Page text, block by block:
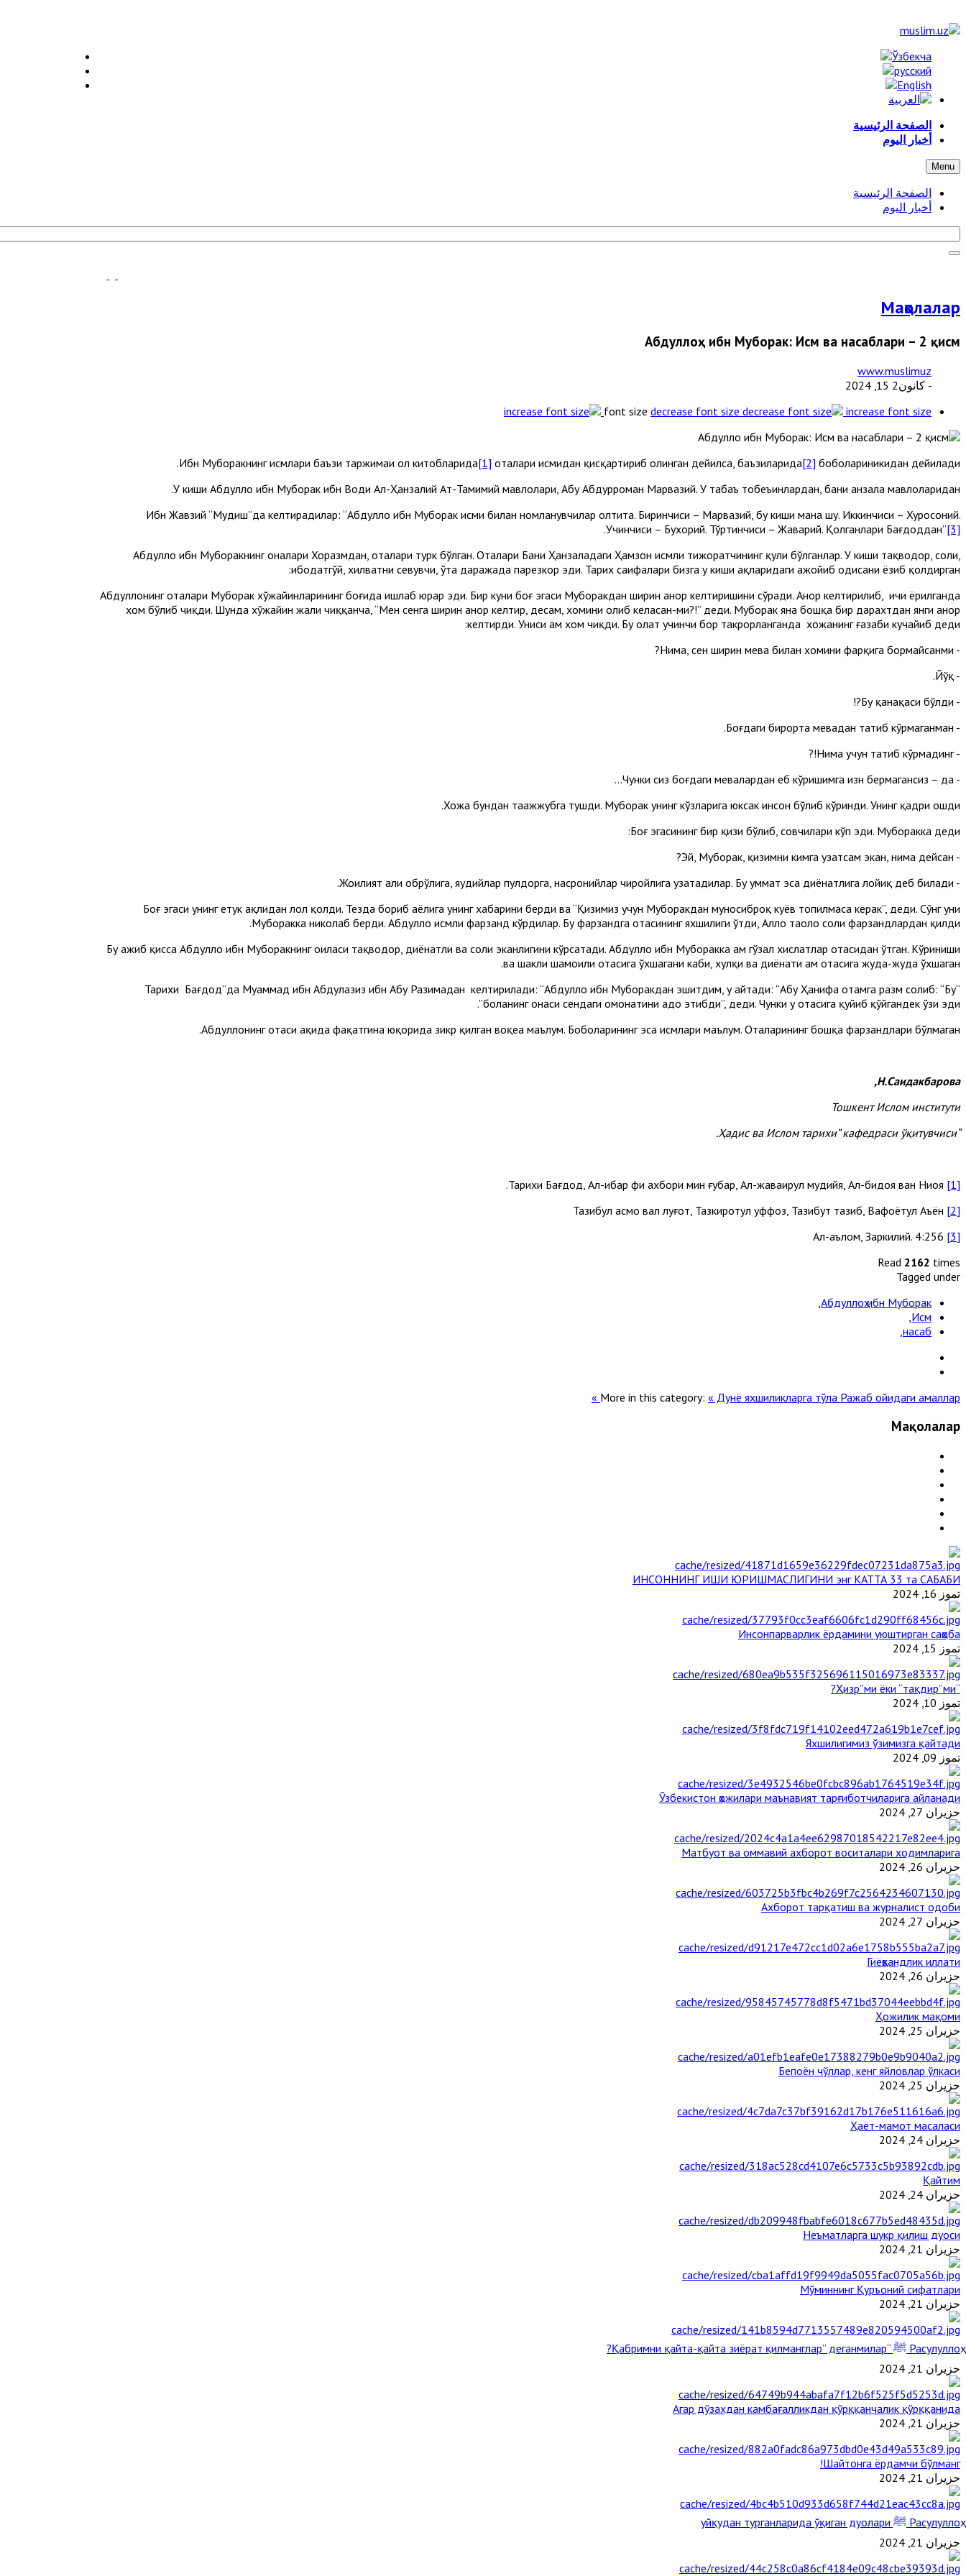
الصفحة الرئيسية
أخبار اليوم
Menu
الصفحة الرئيسية
أخبار اليوم
Мақолалар
Абдуллоҳ ибн Муборак: Исм ва насаблари – 2 қисм
www.muslimuz
- كانون2 15, 2024
font size decrease font size increase font size
Ибн Муборакнинг исмлари баъзи таржимаи ҳол китобларида[1] оталари исмидан қисқартириб олинган дейилса, баъзиларида[2] боболариникидан дейилади.
У киши Абдуллоҳ ибн Муборак ибн Водиҳ Ал-Ҳанзалий Ат-Тамимий мавлолари, Абу Абдурроҳман Марвазий. У табаъ тобеъинлардан, бани ҳанзала мавлоларидан.
Ибн Жавзий “Мудҳиш”да келтирадилар: “Абдуллоҳ ибн Муборак исми билан номланувчилар олтита. Биринчиси – Марвазий, бу киши мана шу. Иккинчиси – Хуросоний.
Учинчиси – Бухорий. Тўртинчиси – Жавҳарий. Қолганлари Бағдоддан”[3]
.
Абдуллоҳ ибн Муборакнинг оналари Хоразмдан, оталари турк бўлган. Оталари Бани Ҳанзаладаги Ҳамзон исмли тижоратчининг қули бўлганлар. У киши тақводор, солиҳ,
ибодатгўй, хилватни севувчи, ўта даражада парҳезкор эди. Тарих саҳифалари бизга у киши ҳақларидаги ажойиб ҳодисани ёзиб қолдирган:
Абдуллоҳнинг оталари Муборак хўжайинларининг боғида ишлаб юрар эди. Бир куни боғ эгаси Муборакдан ширин анор келтиришини сўради. Анор келтирилиб, ичи ёрилганда
хом бўлиб чиқди. Шунда хўжайин жаҳли чиққанча, “Мен сенга ширин анор келтир, десам, хомини олиб келасан-ми?!” деди. Муборак яна бошқа бир дарахтдан янги анор
келтирди. Униси ҳам хом чиқди. Бу ҳолат учинчи бор такрорланганда хожанинг ғазаби кучайиб деди:
- Нима, сен ширин мева билан хомини фарқига бормайсанми?
- Йўқ.
- Бу қанақаси бўлди?!
- Боғдаги бирорта мевадан татиб кўрмаганман.
- Нима учун татиб кўрмадинг!?
- Чунки сиз боғдаги мевалардан еб кўришимга изн бермагансиз – да...
Хожа бундан таажжубга тушди. Муборак унинг кўзларига юксак инсон бўлиб кўринди. Унинг қадри ошди.
Боғ эгасининг бир қизи бўлиб, совчилари кўп эди. Муборакка деди:
- Эй, Муборак, қизимни кимга узатсам экан, нима дейсан?
- Жоҳилият аҳли обрўлига, яҳудийлар пулдорга, насронийлар чиройлига узатадилар. Бу уммат эса диёнатлига лойиқ деб билади.
Боғ эгаси унинг етук ақлидан лол қолди. Тезда бориб аёлига унинг хабарини берди ва “Қизимиз учун Муборакдан муносиброқ куёв топилмаса керак”, деди. Сўнг уни
Муборакка никоҳлаб берди. Абдуллоҳ исмли фарзанд кўрдилар. Бу фарзандга отасининг яхшилиги ўтди, Аллоҳ таоло солиҳ фарзандлардан қилди.
Бу ажиб қисса Абдуллоҳ ибн Муборакнинг оиласи тақводор, диёнатли ва солиҳ эканлигини кўрсатади. Абдуллоҳ ибн Муборакка ҳам гўзал хислатлар отасидан ўтган. Кўриниши
ва шакли шамоили отасига ўхшагани каби, хулқи ва диёнати ҳам отасига жуда-жуда ўхшаган.
“Тарихи Бағдод”да Муҳаммад ибн Абдулазиз ибн Абу Разимадан келтирилади: “Абдуллоҳ ибн Муборакдан эшитдим, у айтади: “Абу Ҳанифа отамга разм солиб: “Бу
боланинг онаси сендаги омонатини адо этибди”, деди. Чунки у отасига қуйиб қўйгандек ўзи эди”.
Абдуллоҳнинг отаси ҳақида фақатгина юқорида зикр қилган воқеа маълум. Боболарининг эса исмлари маълум. Оталарининг бошқа фарзандлари бўлмаган.
Н.Саидакбарова,
Тошкент Ислом институти
“Ҳадис ва Ислом тарихи” кафедраси ўқитувчиси.
[1]
[2]
[3]
Read 2162 times
Tagged under
Абдуллоҳ ибн Муборак
Исм
насаб
More in this category: « Дунё яхшиликларга тўла Ражаб ойидаги амаллар »
Мақолалар
ИНСОННИНГ ИШИ ЮРИШМАСЛИГИНИ энг КАТТА 33 та САБАБИ
تموز 16, 2024
Инсонпарварлик ёрдамини уюштирган саҳоба
تموز 15, 2024
“Ҳизр”ми ёки “тақдир”ми?
تموز 10, 2024
Яхшилигимиз ўзимизга қайтади
تموز 09, 2024
Ўзбекистон ҳожилари маънавият тарғиботчиларига айланади
حزيران 27, 2024
Матбуот ва оммавий ахборот воситалари ходимларига
حزيران 26, 2024
Ахборот тарқатиш ва журналист одоби
حزيران 27, 2024
Гиёҳвандлик иллати
حزيران 26, 2024
Ҳожилик мақоми
حزيران 25, 2024
Бепоён чўллар, кенг яйловлар ўлкаси
حزيران 25, 2024
Ҳаёт-мамот масаласи
حزيران 24, 2024
Қайтим
حزيران 24, 2024
Неъматларга шукр қилиш дуоси
حزيران 21, 2024
Мўминнинг Қуръоний сифатлари
حزيران 21, 2024
Расулуллоҳ ﷺ “Қабримни қайта-қайта зиёрат қилманглар” деганмилар?
حزيران 21, 2024
Агар дўзахдан камбағалликдан қўрққанчалик қўрққанида
حزيران 21, 2024
Шайтонга ёрдамчи бўлманг!
حزيران 21, 2024
Расулуллоҳ ﷺ уйқудан турганларида ўқиган дуолари
حزيران 21, 2024